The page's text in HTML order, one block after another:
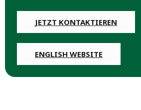
JETZT KONTAKTIEREN
ENGLISH WEBSITE